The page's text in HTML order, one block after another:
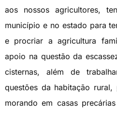
aos nossos agricultores,
município e no estado para
e procriar a agricultura
apoio na questão da
cisternas, além de
questões da habitação
morando em casas